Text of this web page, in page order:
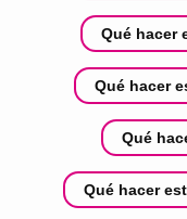
Qué hacer
Qué hacer
Qué
Qué hacer